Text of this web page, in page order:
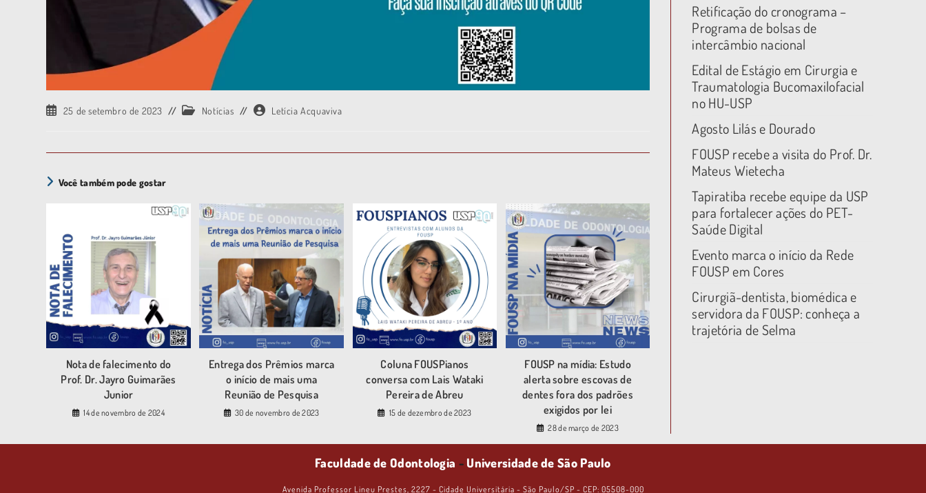
25 de setembro de 2023 Notícias Letícia Acquaviva
Você também pode gostar
Nota de falecimento do
Prof. Dr. Jayro Guimarães
Junior
14 de novembro de 2024
Entrega dos Prêmios marca
o início de mais uma
Reunião de Pesquisa
30 de novembro de 2023
Coluna FOUSPianos
conversa com Lais Wataki
Pereira de Abreu
15 de dezembro de 2023
FOUSP na mídia: Estudo
alerta sobre escovas de
dentes fora dos padrões
exigidos por lei
28 de março de 2023
Retificação do cronograma –
Programa de bolsas de
intercâmbio nacional
Edital de Estágio em Cirurgia e
Traumatologia Bucomaxilofacial
no HU-USP
Agosto Lilás e Dourado
FOUSP recebe a visita do Prof. Dr.
Mateus Wietecha
Tapiratiba recebe equipe da USP
para fortalecer ações do PET-
Saúde Digital
Evento marca o início da Rede
FOUSP em Cores
Cirurgiã-dentista, biomédica e
servidora da FOUSP: conheça a
trajetória de Selma
Faculdade de Odontologia - Universidade de São Paulo
Avenida Professor Lineu Prestes, 2227 - Cidade Universitária - São Paulo/SP - CEP: 05508-000